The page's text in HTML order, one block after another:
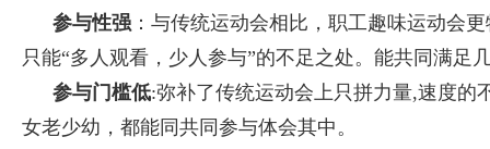
参与性强 ：与传统运动会相比，职工趣味运动会
只能“多人观看，少人参与”的不足之处。能共同满足
参与门槛低:弥补了传统运动会上只拼力量,速度的
女老少幼，都能同共同参与体会其中。